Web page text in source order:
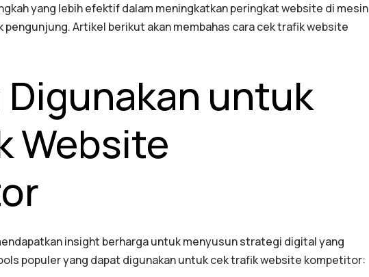
yang lebih efektif dalam meningkatkan peringkat website di mesin
pengunjung. Artikel berikut akan membahas cara cek trafik website
untuk
Website
insight berharga untuk menyusun strategi digital yang
populer yang dapat digunakan untuk cek trafik website kompetitor: